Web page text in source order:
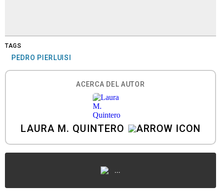
TAGS
PEDRO PIERLUISI
ACERCA DEL AUTOR
LAURA M. QUINTERO
...